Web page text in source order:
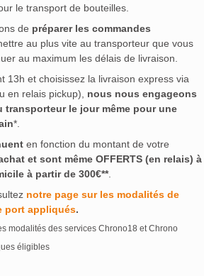
le transport de bouteilles.
de préparer les commandes
au plus vite au transporteur que vous
au maximum les délais de livraison.
13h et choisissez la livraison express via
en relais pickup), nous nous engageons
transporteur le jour même pour une
*.
en fonction du montant de votre
et sont même OFFERTS (en relais) à
à partir de 300€**.
notre page sur les modalités de
port appliqués.
modalités des services Chrono18 et Chrono
éligibles